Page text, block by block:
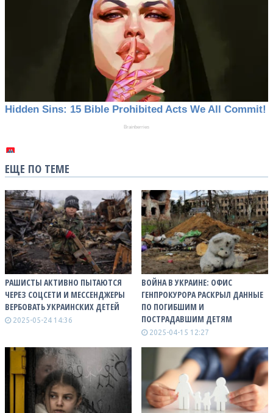
ЕЩЕ ПО ТЕМЕ
РАШИСТЫ АКТИВНО ПЫТАЮТСЯ
ЧЕРЕЗ СОЦСЕТИ И МЕССЕНДЖЕРЫ
ВЕРБОВАТЬ УКРАИНСКИХ ДЕТЕЙ
2025-05-24 14:36
ВОЙНА В УКРАИНЕ: ОФИС
ГЕНПРОКУРОРА РАСКРЫЛ ДАННЫЕ
ПО ПОГИБШИМ И
ПОСТРАДАВШИМ ДЕТЯМ
2025-04-15 12:27